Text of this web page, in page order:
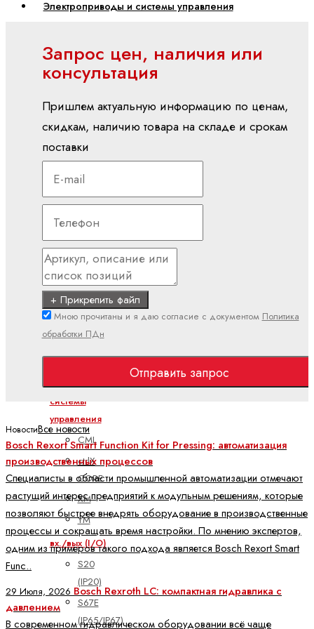
Электроприводы и системы управления
АВТОМАТИЗАЦИЯ
ctrlX
ctrlX
DRIVE
ctrlX
IOT
ctrlX
IPC
ctrlX
MOTION
ctrlX
PLC
Показать
все
Встроенные
системы
управления
CML
ctrlX
CORE
XM
YM
вх./вых (I/O)
S20
(IP20)
S67E
(IP65/IP67)
Запрос цен, наличия или
консультация
Пришлем актуальную информацию по ценам,
скидкам, наличию товара на складе и срокам
поставки
+ Прикрепить файл
Мною прочитаны и я даю согласие с документом Политика
обработки ПДн
Отправить запрос
НовостиВсе новости
Bosch Rexort Smart Function Kit for Pressing: автоматизация
производственных процессов
Специалисты в области промышленной автоматизации отмечают
растущий интерес предприятий к модульным решениям, которые
позволяют быстрее внедрять оборудование в производственные
процессы и сокращать время настройки. По мнению экспертов,
одним из примеров такого подхода является Bosch Rexort Smart
Func..
29 Июля, 2026 Bosch Rexroth LC: компактная гидравлика с
давлением
В современном гидравлическом оборудовании всё чаще